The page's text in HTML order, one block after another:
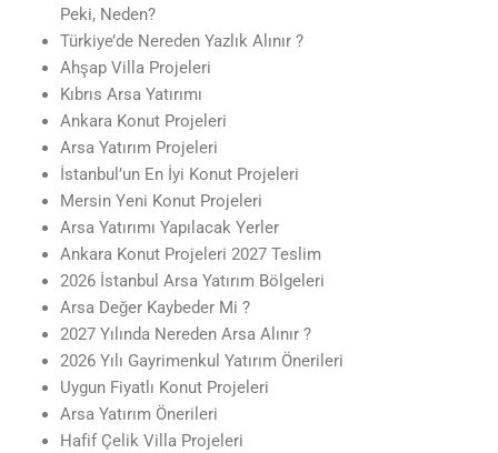
Peki, Neden?
Türkiye’de Nereden Yazlık Alınır ?
Ahşap Villa Projeleri
Kıbrıs Arsa Yatırımı
Ankara Konut Projeleri
Arsa Yatırım Projeleri
İstanbul’un En İyi Konut Projeleri
Mersin Yeni Konut Projeleri
Arsa Yatırımı Yapılacak Yerler
Ankara Konut Projeleri 2027 Teslim
2026 İstanbul Arsa Yatırım Bölgeleri
Arsa Değer Kaybeder Mi ?
2027 Yılında Nereden Arsa Alınır ?
2026 Yılı Gayrimenkul Yatırım Önerileri
Uygun Fiyatlı Konut Projeleri
Arsa Yatırım Önerileri
Hafif Çelik Villa Projeleri